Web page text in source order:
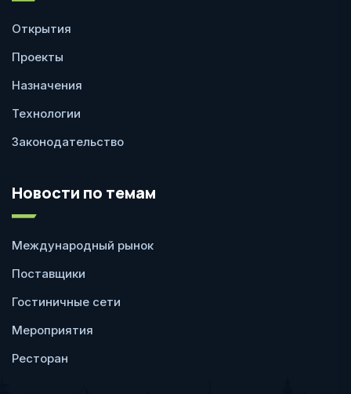
Открытия
Проекты
Назначения
Технологии
Законодательство
Новости по темам
Международный рынок
Поставщики
Гостиничные сети
Мероприятия
Ресторан